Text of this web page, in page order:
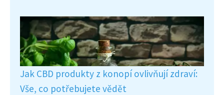
Jak CBD produkty z konopí ovlivňují zdraví:
Vše, co potřebujete vědět